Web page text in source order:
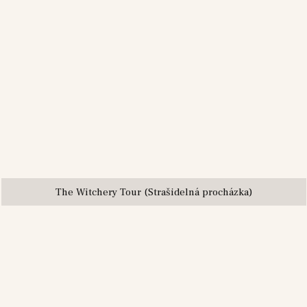
The Witchery Tour (Strašidelná procházka)